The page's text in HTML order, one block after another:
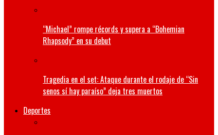
“Michael” rompe récords y supera a “Bohemian
Rhapsody” en su debut
Tragedia en el set: Ataque durante el rodaje de “Sin
senos sí hay paraíso” deja tres muertos
Deportes